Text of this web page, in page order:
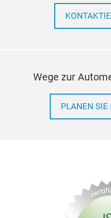
Wege zur
PLANEN SIE